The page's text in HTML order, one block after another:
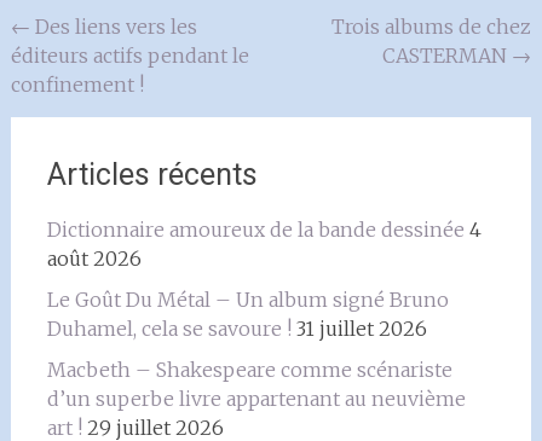
Navigation
de
← Des liens vers les
éditeurs actifs pendant le
confinement !
Trois albums de chez
CASTERMAN →
Articles récents
Dictionnaire amoureux de la bande dessinée 4
août 2026
Le Goût Du Métal – Un album signé Bruno
Duhamel, cela se savoure ! 31 juillet 2026
Macbeth – Shakespeare comme scénariste
d’un superbe livre appartenant au neuvième
art ! 29 juillet 2026